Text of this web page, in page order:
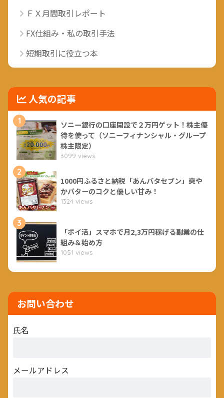
ＦＸ月間取引レポート
FX仕組み・私の取引手法
短期取引に役立つ本
人気の記事
1
ソニー銀行の口座開設で２万円ゲット！株主優
待を使って（ソニーフィナンシャル・グループ
株主限定）
3099 views
2
1000円ふるさと納税「あんバタセブン」爽や
かバターのコクと優しい甘み！
1324 views
3
「ポイ活」スマホで月2,3万円稼げる副業の仕
組み＆始め方
1051 views
お問い合わせ
氏名
メールアドレス